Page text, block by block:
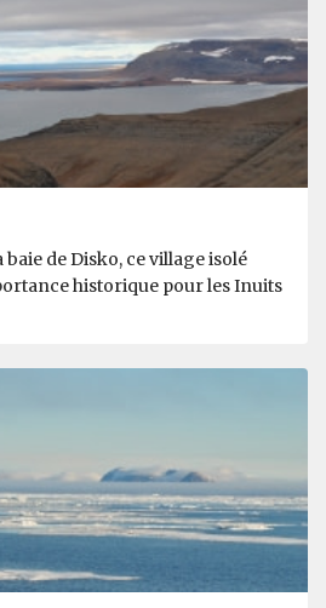
de Disko, ce village isolé
historique pour les Inuits